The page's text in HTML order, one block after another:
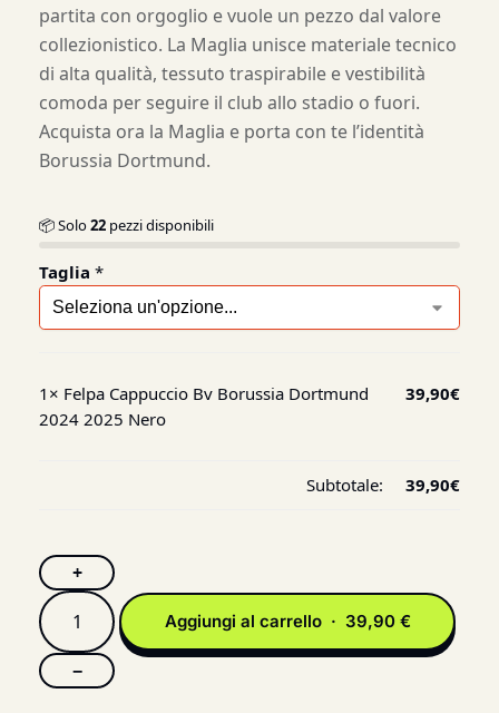
partita con orgoglio e vuole un pezzo dal valore
collezionistico. La Maglia unisce materiale tecnico
di alta qualità, tessuto traspirabile e vestibilità
comoda per seguire il club allo stadio o fuori.
Acquista ora la Maglia e porta con te l’identità
Borussia Dortmund.
📦 Solo22 pezzi disponibili
Taglia *
1× Felpa Cappuccio Bv Borussia Dortmund
2024 2025 Nero
39,90€
Subtotale: 39,90€
+
−
Aggiungi al carrello · 39,90 €